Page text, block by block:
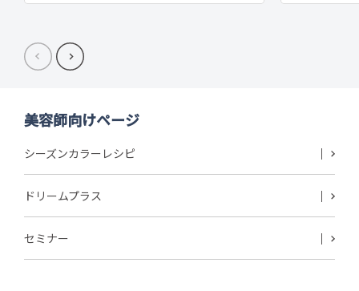
美容師向けページ
シーズンカラーレシピ
ドリームプラス
セミナー